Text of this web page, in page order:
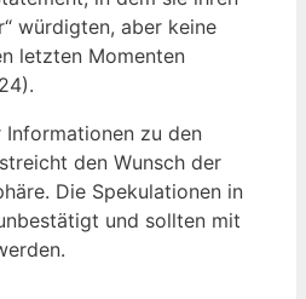
würdigten, aber keine
letzten Momenten
Informationen zu den
den Wunsch der
Die Spekulationen in
und sollten mit